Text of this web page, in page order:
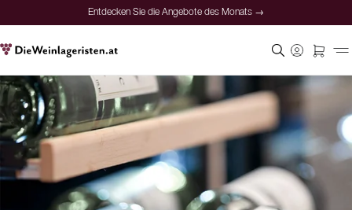
Entdecken Sie die Angebote des Monats →